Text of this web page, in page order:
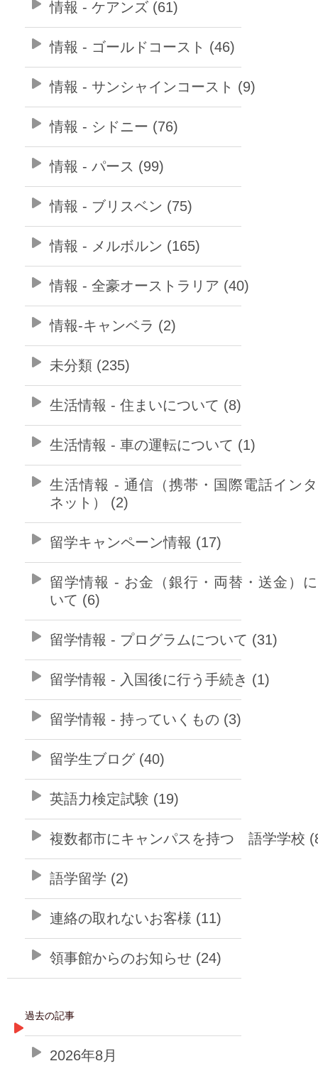
情報 - ケアンズ (61)
情報 - ゴールドコースト (46)
情報 - サンシャインコースト (9)
情報 - シドニー (76)
情報 - パース (99)
情報 - ブリスベン (75)
情報 - メルボルン (165)
情報 - 全豪オーストラリア (40)
情報-キャンベラ (2)
未分類 (235)
生活情報 - 住まいについて (8)
生活情報 - 車の運転について (1)
生活情報 - 通信（携帯・国際電話イン
ネット） (2)
留学キャンペーン情報 (17)
留学情報 - お金（銀行・両替・送金）
いて (6)
留学情報 - プログラムについて (31)
留学情報 - 入国後に行う手続き (1)
留学情報 - 持っていくもの (3)
留学生ブログ (40)
英語力検定試験 (19)
複数都市にキャンパスを持つ 語学学校
語学留学 (2)
連絡の取れないお客様 (11)
領事館からのお知らせ (24)
過去の記事
2026年8月